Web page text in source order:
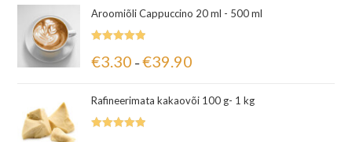
Aroomiõli Cappuccino 20 ml - 500 ml
5.00/ 5
€3.30 – €39.90
Rafineerimata kakaovõi 100 g- 1 kg